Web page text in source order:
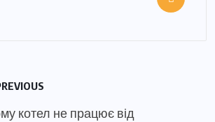
котел не працює від